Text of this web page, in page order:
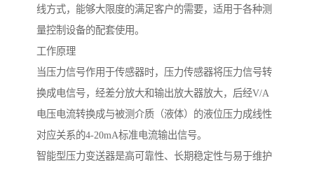
线方式，能够大限度的满足客户的需要，适用于各种测
量控制设备的配套使用。
工作原理
当压力信号作用于传感器时，压力传感器将压力信号转
换成电信号，经差分放大和输出放大器放大，后经V/A
电压电流转换成与被测介质（液体）的液位压力成线性
对应关系的4-20mA标准电流输出信号。
智能型压力变送器是高可靠性、长期稳定性与易于维护